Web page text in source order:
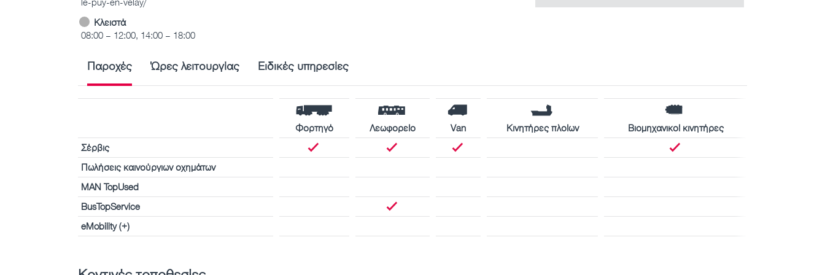
Κλειστά
08:00 – 12:00, 14:00 – 18:00
Παροχές Ώρες λειτουργίας Ειδικές υπηρεσίες
Φορτηγό Λεωφορείο Van Κινητήρες πλοίων
Βιομηχανικοί κινητήρες
Σέρβις
Πωλήσεις καινούργιων οχημάτων
MAN TopUsed
BusTopService
eMobility (+)